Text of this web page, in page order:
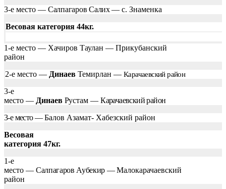
3-е место — Салпагаров Салих — с. Знаменка
Весовая категория 44кг.
1-е место — Хачиров Таулан — Прикубанский
район
2-е место — Динаев Темирлан — Карачаевский район
3-е
место — Динаев Рустам —Карачаевский район
3-е место —Балов Азамат- Хабезский район
Весовая
категория 47кг.
1-е
место — Салпагаров Аубекир —Малокарачаевский
район